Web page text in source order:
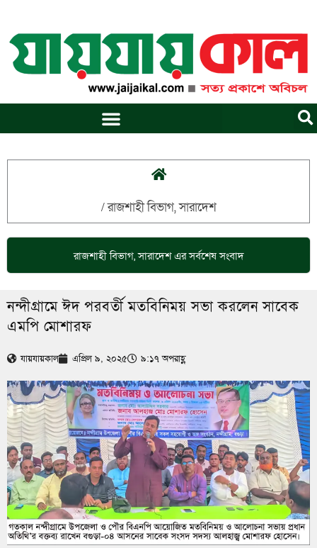
content
/রাজশাহী বিভাগ,সারাদেশ
রাজশাহী বিভাগ,সারাদেশএর সর্বশেষ সংবাদ
নন্দীগ্রামে ঈদ পরবর্তী মতবিনিময় সভা করলেন সাবেক
এমপি মোশারফ
যায়যায়কাল এপ্রিল ৯, ২০২৫ ৯:১৭ অপরাহ্ণ